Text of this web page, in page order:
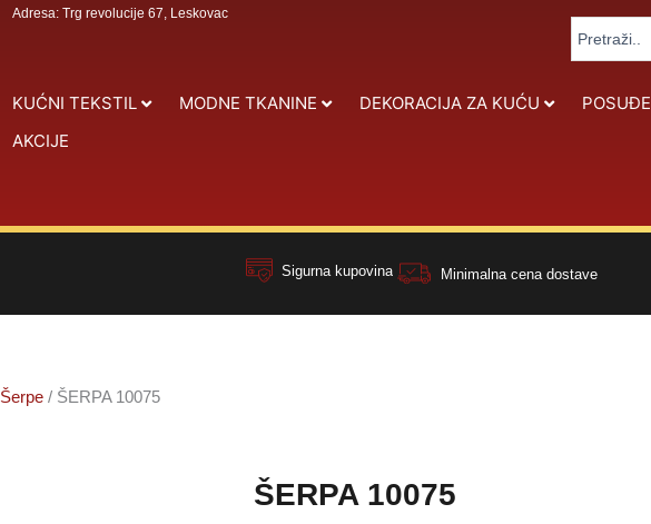
Adresa: Trg revolucije 67, Leskovac
...
KUĆNI TEKSTIL MODNE TKANINE DEKORACIJA ZA KUĆU POSUĐE
AKCIJE
Sigurna kupovina Minimalna cena dostave
Šerpe / ŠERPA 10075
ŠERPA 10075